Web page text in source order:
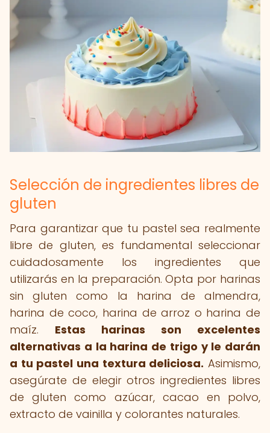
Selección de ingredientes libres de
gluten
Para garantizar que tu pastel sea realmente
libre de gluten, es fundamental seleccionar
cuidadosamente los ingredientes que
utilizarás en la preparación. Opta por harinas
sin gluten como la harina de almendra,
harina de coco, harina de arroz o harina de
maíz. Estas harinas son excelentes
alternativas a la harina de trigo y le darán
a tu pastel una textura deliciosa. Asimismo,
asegúrate de elegir otros ingredientes libres
de gluten como azúcar, cacao en polvo,
extracto de vainilla y colorantes naturales.